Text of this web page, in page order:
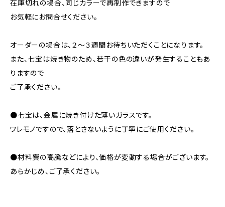
在庫切れの場合、同じカラーで再制作できますので
お気軽にお問合せください。
オーダーの場合は、２～３週間お待ちいただくことになります。
また、七宝は焼き物のため、若干の色の違いが発生することもあ
りますので
ご了承ください。
●七宝は、金属に焼き付けた薄いガラスです。
ワレモノですので、落とさないように丁寧にご使用ください。
●材料費の高騰などにより、価格が変動する場合がございます。
あらかじめ、ご了承ください。